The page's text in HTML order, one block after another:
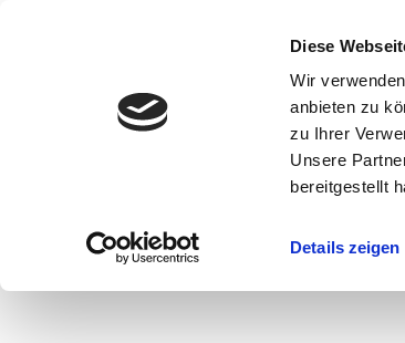
Diese
Wir
anbieten zu
zu Ihrer
Unsere
bereitgestellt
Details zeigen
MAIN BOARD
NEW FACES